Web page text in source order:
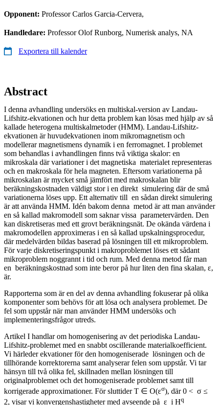
Opponent: Professor Carlos Garcia-Cervera,
Handledare: Professor Olof Runborg, Numerisk analys, NA
Exportera till kalender
Abstract
I denna avhandling undersöks en multiskal-version av Landau-
Lifshitz-ekvationen och hur detta problem kan lösas med hjälp av så
kallade heterogena multiskalmetoder (HMM). Landau-Lifshitz-
ekvationen är huvudekvationen inom mikromagnetism och
modellerar magnetismens dynamik i en ferromagnet. I problemet
som behandlas i avhandlingen finns två viktiga skalor: en
mikroskala där variationer i det magnetiska materialet representeras
och en makroskala för hela magneten. Eftersom variationerna på
mikroskalan är mycket små jämfört med makroskalan blir
beräkningskostnaden väldigt stor i en direkt simulering där de små
variationerna löses upp. Ett alternativ till en sådan direkt simulering
är att använda HMM. Idén bakom denna metod är att man använder
en så kallad makromodell som saknar vissa parametervärden. Den
kan diskretiseras med ett grovt beräkningsnät. De okända värdena i
makromodellen approximeras i en så kallad upskalningsprocedur,
där medelvärden bildas baserad på lösningen till ett mikroproblem.
För varje diskretiseringspunkt i makroproblemet löses ett sådant
mikroproblem noggrannt i tid och rum. Med denna metod får man
en beräkningskostnad som inte beror på hur liten den fina skalan, ε,
är.
Rapporterna som är en del av denna avhandling fokuserar på olika
komponenter som behövs för att lösa och analysera problemet. De
fel som uppstår när man använder HMM undersöks och
implementeringsfrågor utreds.
Artikel I handlar om homogenisering av det periodiska Landau-
Lifshitz-problemet med en snabbt oscillerande materialkoefficient.
Vi härleder ekvationer för den homogeniserade lösningen och de
tillhörande korrektorerna samt analyserar felen som uppstår. Vi tar
hänsyn till två olika fel, skillnaden mellan lösningen till
originalproblemet och det homogeniserade problemet samt till
korrigerade approximationer. För sluttider T ∈ O(εσ), där 0 < σ ≤
2, visar vi konvergenshastigheter med avseende på ε i Hq